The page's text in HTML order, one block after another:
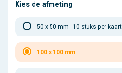
Kies de afmeting
50 x 50 mm - 10 stuks per kaart
100 x 100 mm